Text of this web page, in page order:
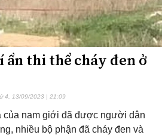
ẩn thi thể cháy đen ở
4, 13/09/2023 | 21:09
của nam giới đã được người dân
nhiều bộ phận đã cháy đen và